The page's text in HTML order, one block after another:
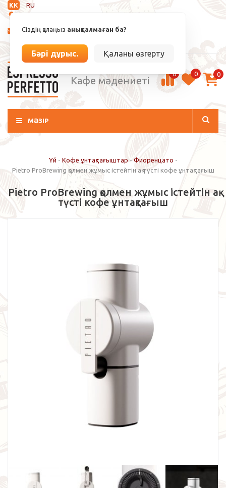
KK
RU
Сіздің қалаңыз анықталмаған ба?
Бәрі дұрыс. Қаланы өзгерту
info@espressoperfetto.kz
Кафе мәдениеті
0 0 0
МӘЗІР
Үй - Кофе ұнтақтағыштар - Фиоренцато -
Pietro ProBrewing қолмен жұмыс істейтін ақ түсті кофе ұнтақтағыш
Pietro ProBrewing қолмен жұмыс істейтін ақ
түсті кофе ұнтақтағыш